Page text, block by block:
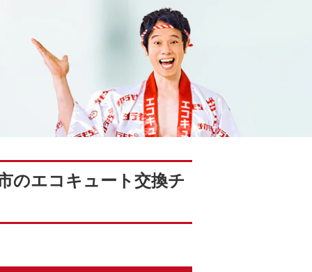
のエコキュート交換チ